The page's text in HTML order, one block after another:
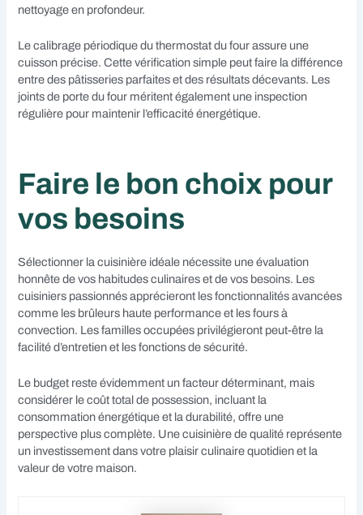
nettoyage en profondeur.
Le calibrage périodique du thermostat du four assure une
cuisson précise. Cette vérification simple peut faire la différence
entre des pâtisseries parfaites et des résultats décevants. Les
joints de porte du four méritent également une inspection
régulière pour maintenir l’efficacité énergétique.
Faire le bon choix pour
vos besoins
Sélectionner la cuisinière idéale nécessite une évaluation
honnête de vos habitudes culinaires et de vos besoins. Les
cuisiniers passionnés apprécieront les fonctionnalités avancées
comme les brûleurs haute performance et les fours à
convection. Les familles occupées privilégieront peut-être la
facilité d’entretien et les fonctions de sécurité.
Le budget reste évidemment un facteur déterminant, mais
considérer le coût total de possession, incluant la
consommation énergétique et la durabilité, offre une
perspective plus complète. Une cuisinière de qualité représente
un investissement dans votre plaisir culinaire quotidien et la
valeur de votre maison.